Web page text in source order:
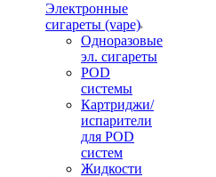
Электронные
сигареты (vape)
Одноразовые
эл. сигареты
POD
системы
Картриджи/
испарители
для POD
систем
Жидкости